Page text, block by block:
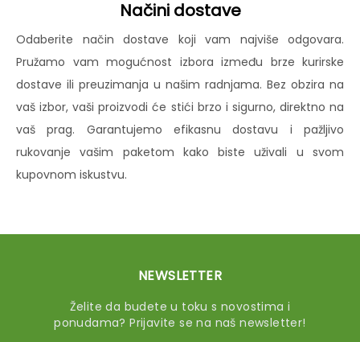
Načini dostave
Odaberite način dostave koji vam najviše odgovara.
Pružamo vam mogućnost izbora između brze kurirske
dostave ili preuzimanja u našim radnjama. Bez obzira na
vaš izbor, vaši proizvodi će stići brzo i sigurno, direktno na
vaš prag. Garantujemo efikasnu dostavu i pažljivo
rukovanje vašim paketom kako biste uživali u svom
kupovnom iskustvu.
NEWSLETTER
Želite da budete u toku s novostima i
ponudama? Prijavite se na naš newsletter!